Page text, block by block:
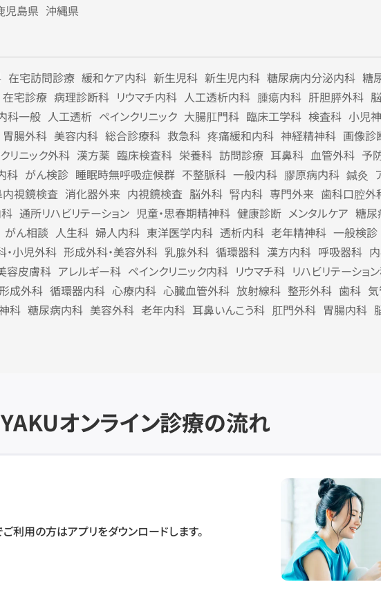
児島県 沖縄県
在宅訪問診療 緩和ケア内科 新生児科 新生児内科 糖尿病内分泌内科 糖
在宅診療 病理診断科 リウマチ内科 人工透析内科 腫瘍内科 肝胆膵外科
科一般 人工透析 ペインクリニック 大腸肛門科 臨床工学科 検査科 小児
胃腸外科 美容内科 総合診療科 救急科 疼痛緩和内科 神経精神科 画像診
リニック外科 漢方薬 臨床検査科 栄養科 訪問診療 耳鼻科 血管外科 予
科 がん検診 睡眠時無呼吸症候群 不整脈科 一般内科 膠原病内科 鍼灸
視鏡検査 消化器外来 内視鏡検査 脳外科 腎内科 専門外来 歯科口腔外
通所リハビリテーション 児童・思春期精神科 健康診断 メンタルケア 糖尿
がん相談 人生科 婦人内科 東洋医学内科 透析内科 老年精神科 一般検診
・小児外科 形成外科・美容外科 乳腺外科 循環器科 漢方内科 呼吸器科
容皮膚科 アレルギー科 ペインクリニック内科 リウマチ科 リハビリテーショ
成外科 循環器内科 心療内科 心臓血管外科 放射線科 整形外科 歯科
科 糖尿病内科 美容外科 老年内科 耳鼻いんこう科 肛門外科 胃腸内科
オンライン診療の流れ
ご利用の方はアプリをダウンロードします。